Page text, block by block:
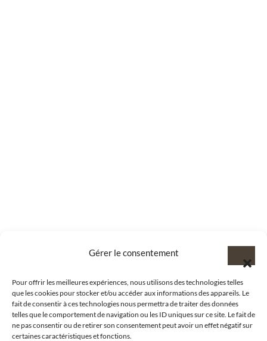
Gérer le consentement
Pour offrir les meilleures expériences, nous utilisons des technologies telles
que les cookies pour stocker et/ou accéder aux informations des appareils. Le
fait de consentir à ces technologies nous permettra de traiter des données
telles que le comportement de navigation ou les ID uniques sur ce site. Le fait de
ne pas consentir ou de retirer son consentement peut avoir un effet négatif sur
certaines caractéristiques et fonctions.